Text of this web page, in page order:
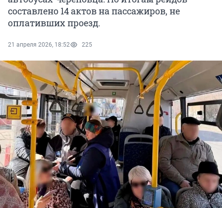
составлено 14 актов на пассажиров, не
оплативших проезд.
21 апреля 2026, 18:52 225